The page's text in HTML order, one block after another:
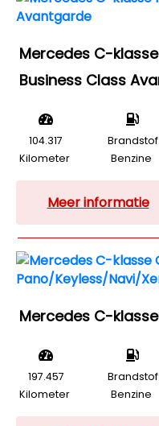
Mercedes C-klasse
Business Class
104.317
Kilometer
Brandstof
Benzine
Meer informatie
Mercedes C-
197.457
Kilometer
Brandstof
Benzine